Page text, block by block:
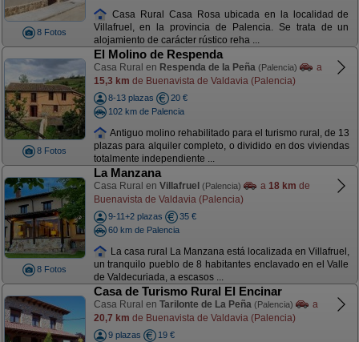
8 Fotos
Casa Rural Casa Rosa ubicada en la localidad de
Villafruel, en la provincia de Palencia. Se trata de un
alojamiento de carácter rústico reha ...
8 Fotos
El Molino de Respenda
Casa Rural en Respenda de la Peña (Palencia)
a
15,3 km de Buenavista de Valdavia (Palencia)
8-13 plazas
20 €
102 km de Palencia
Antiguo molino rehabilitado para el turismo rural, de 13
plazas para alquiler completo, o dividido en dos viviendas
totalmente independiente ...
8 Fotos
La Manzana
Casa Rural en Villafruel (Palencia) a 18 km de
Buenavista de Valdavia (Palencia)
9-11+2 plazas
35 €
60 km de Palencia
La casa rural La Manzana está localizada en Villafruel,
un tranquilo pueblo de 8 habitantes enclavado en el Valle
de Valdecuriada, a escasos ...
Casa de Turismo Rural El Encinar
Casa Rural en Tarilonte de La Peña (Palencia)
a
20,7 km de Buenavista de Valdavia (Palencia)
9 plazas
19 €